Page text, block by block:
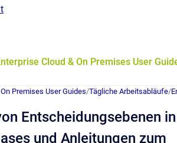
Cloud & On Premises User
Premises User Guides/Tägliche Arbeitsabläufe/
Entscheidungsebenen in
und Anleitungen zum